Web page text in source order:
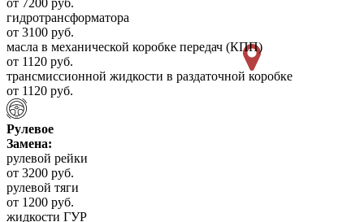
от 7200 руб.
гидротрансформатора
от 3100 руб.
масла в механической коробке передач (КПП)
от 1120 руб.
трансмиссионной жидкости в раздаточной коробке
от 1120 руб.
Рулевое
Замена:
рулевой рейки
от 3200 руб.
рулевой тяги
от 1200 руб.
жидкости ГУР